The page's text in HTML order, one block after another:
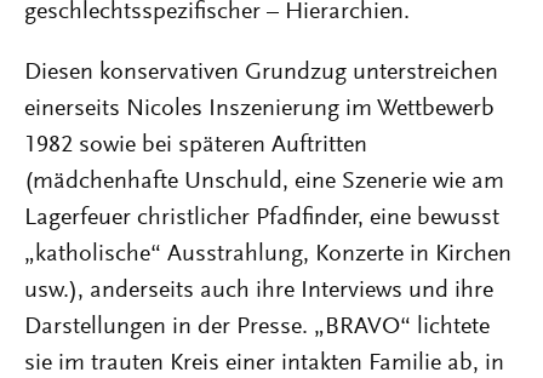
geschlechtsspezifischer – Hierarchien.
Diesen konservativen Grundzug unterstreichen
einerseits Nicoles Inszenierung im Wettbewerb
1982 sowie bei späteren Auftritten
(mädchenhafte Unschuld, eine Szenerie wie am
Lagerfeuer christlicher Pfadfinder, eine bewusst
„katholische“ Ausstrahlung, Konzerte in Kirchen
usw.), anderseits auch ihre Interviews und ihre
Darstellungen in der Presse. „BRAVO“ lichtete
sie im trauten Kreis einer intakten Familie ab, in